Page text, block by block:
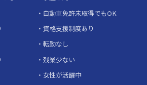
自動車免許未取得でもOK
資格支援制度あり
転勤なし
残業少ない
女性が活躍中